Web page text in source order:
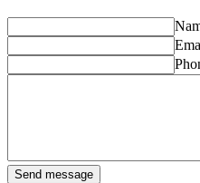
Send message